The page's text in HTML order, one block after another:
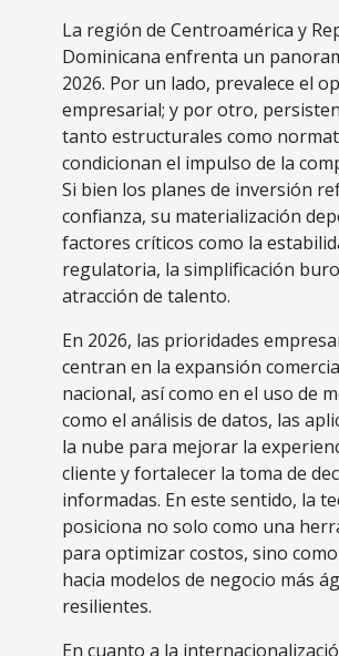
La región de Centroamérica y
Dominicana enfrenta un
2026. Por un lado, prevalece el
empresarial; y por otro,
tanto estructurales como
condicionan el impulso de la
Si bien los planes de inversión
confianza, su materialización
factores críticos como la
regulatoria, la simplificación
atracción de talento.
En 2026, las prioridades
centran en la expansión
nacional, así como en el uso de
como el análisis de datos, las
la nube para mejorar la
cliente y fortalecer la toma de
informadas. En este sentido, la
posiciona no solo como una
para optimizar costos, sino
hacia modelos de negocio más
resilientes.
En cuanto a la